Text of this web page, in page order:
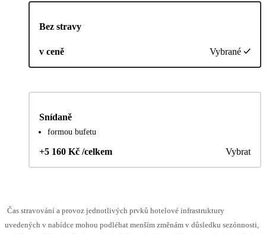
Bez stravy
v ceně Vybrané
Snídaně
formou bufetu
+5 160 Kč /celkem Vybrat
Čas stravování a provoz jednotlivých prvků hotelové infrastruktury
uvedených v nabídce mohou podléhat menším změnám v důsledku sezónnosti,